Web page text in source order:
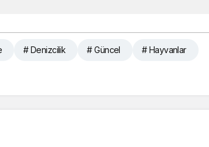
# Denizcilik # Güncel # Hayvanlar